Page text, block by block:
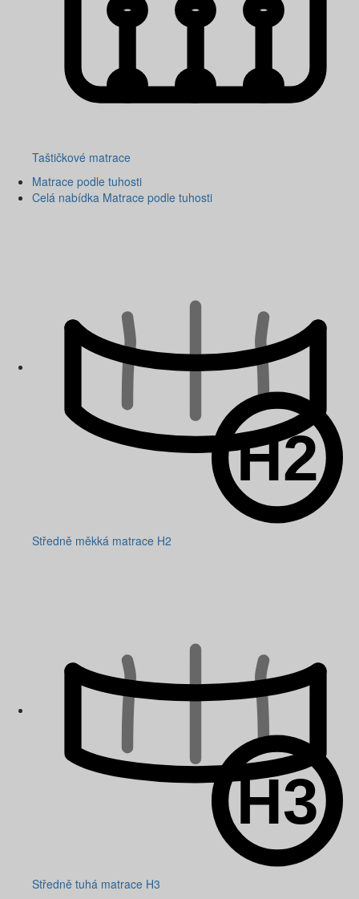
Taštičkové matrace
Matrace podle tuhosti
Celá nabídka Matrace podle tuhosti
Středně měkká matrace H2
Středně tuhá matrace H3